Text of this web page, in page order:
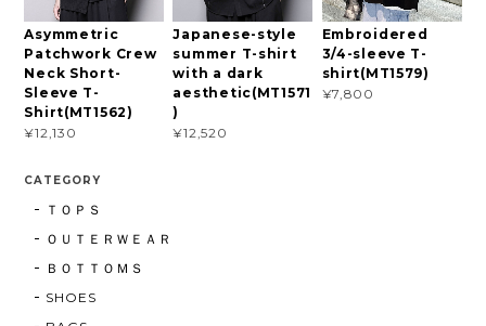
Asymmetric
Patchwork Crew
Neck Short-
Sleeve T-
Shirt(MT1562)
¥12,130
Japanese-style
summer T-shirt
with a dark
aesthetic(MT1571
)
¥12,520
Embroidered
3/4-sleeve T-
shirt(MT1579)
¥7,800
CATEGORY
ＴＯＰＳ
ＯＵＴＥＲＷＥＡＲ
ＢＯＴＴＯＭＳ
SHOES